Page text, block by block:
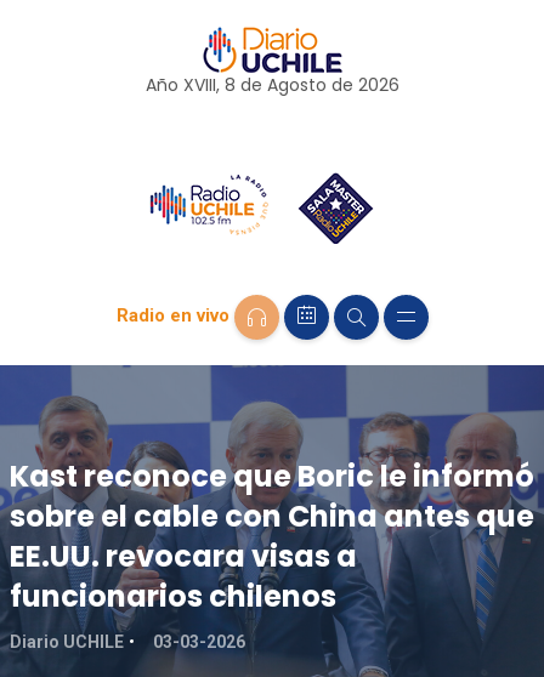
Año XVIII, 8 de Agosto de 2026
Radio en vivo
Kast reconoce que Boric le informó
sobre el cable con China antes que
EE.UU. revocara visas a
funcionarios chilenos
Diario UCHILE 03-03-2026